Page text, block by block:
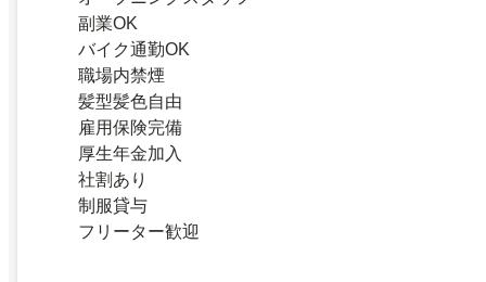
副業OK
バイク通勤OK
職場内禁煙
髪型髪色自由
雇用保険完備
厚生年金加入
社割あり
制服貸与
フリーター歓迎